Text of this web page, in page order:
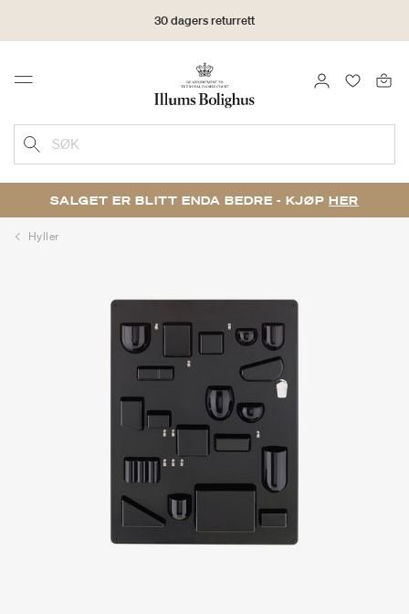
30 dagers returrett
Menu LOGG INN
SØK
SALGET ER BLITT ENDA BEDRE - KJØP HER
Hyller